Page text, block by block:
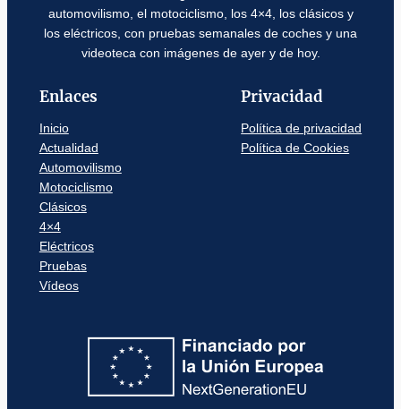
automovilismo, el motociclismo, los 4×4, los clásicos y
los eléctricos, con pruebas semanales de coches y una
videoteca con imágenes de ayer y de hoy.
Enlaces
Inicio
Actualidad
Automovilismo
Motociclismo
Clásicos
4×4
Eléctricos
Pruebas
Vídeos
Privacidad
Política de privacidad
Política de Cookies